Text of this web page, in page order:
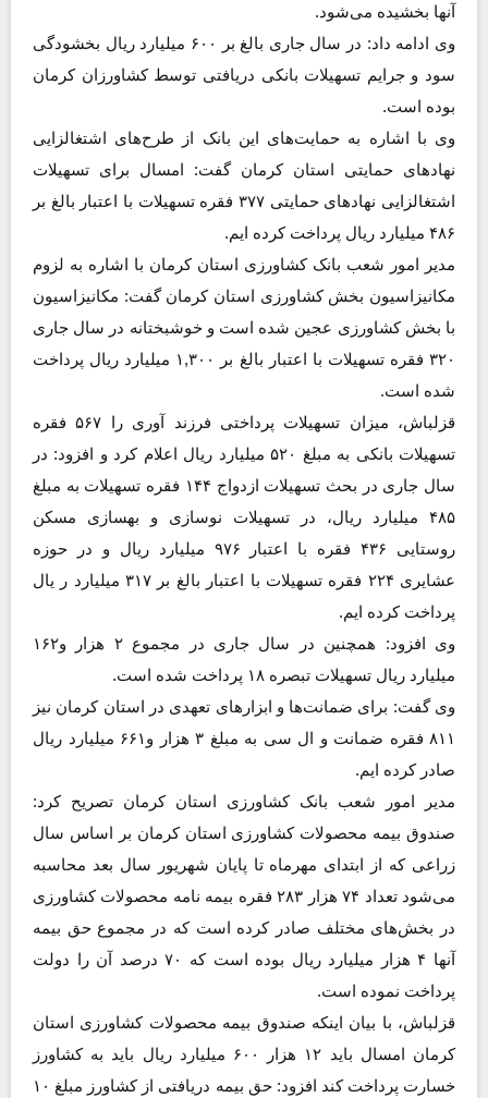
آنها بخشیده می‌شود.
وی ادامه داد: در سال جاری بالغ بر ۶۰۰ میلیارد ریال بخشودگی
سود و جرایم تسهیلات بانکی دریافتی توسط کشاورزان کرمان
بوده است.
وی با اشاره به حمایت‌های این بانک از طرح‌های اشتغالزایی
نهادهای حمایتی استان کرمان گفت: امسال برای تسهیلات
اشتغالزایی نهادهای حمایتی ۳۷۷ فقره تسهیلات با اعتبار بالغ بر
۴۸۶ میلیارد ریال پرداخت کرده ایم.
مدیر امور شعب بانک کشاورزی استان کرمان با اشاره به لزوم
مکانیزاسیون بخش کشاورزی استان کرمان گفت: مکانیزاسیون
با بخش کشاورزی عجین شده است و خوشبختانه در سال جاری
۳۲۰ فقره تسهیلات با اعتبار بالغ بر ۱,۳۰۰ میلیارد ریال پرداخت
شده است.
قزلباش، میزان تسهیلات پرداختی فرزند آوری را ۵۶۷ فقره
تسهیلات بانکی به مبلغ ۵۲۰ میلیارد ریال اعلام کرد و افزود: در
سال جاری در بحث تسهیلات ازدواج ۱۴۴ فقره تسهیلات به مبلغ
۴۸۵ میلیارد ریال، در تسهیلات نوسازی و بهسازی مسکن
روستایی ۴۳۶ فقره با اعتبار ۹۷۶ میلیارد ریال و در حوزه
عشایری ۲۲۴ فقره تسهیلات با اعتبار بالغ بر ۳۱۷ میلیارد ر یال
پرداخت کرده ایم.
وی افزود: همچنین در سال جاری در مجموع ۲ هزار و۱۶۲
میلیارد ریال تسهیلات تبصره ۱۸ پرداخت شده است.
وی گفت: برای ضمانت‌ها و ابزارهای تعهدی در استان کرمان نیز
۸۱۱ فقره ضمانت و ال سی به مبلغ ۳ هزار و۶۶۱ میلیارد ریال
صادر کرده ایم.
مدیر امور شعب بانک کشاورزی استان کرمان تصریح کرد:
صندوق بیمه محصولات کشاورزی استان کرمان بر اساس سال
زراعی که از ابتدای مهرماه تا پایان شهریور سال بعد محاسبه
می‌شود تعداد ۷۴ هزار ۲۸۳ فقره بیمه نامه محصولات کشاورزی
در بخش‌های مختلف صادر کرده است که در مجموع حق بیمه
آنها ۴ هزار میلیارد ریال بوده است که ۷۰ درصد آن را دولت
پرداخت نموده است.
قزلباش، با بیان اینکه صندوق بیمه محصولات کشاورزی استان
کرمان امسال باید ۱۲ هزار ۶۰۰ میلیارد ریال باید به کشاورز
خسارت پرداخت کند افزود: حق بیمه دریافتی از کشاورز مبلغ ۱۰